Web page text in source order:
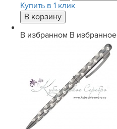
Купить в 1 клик
В избранном В избранное